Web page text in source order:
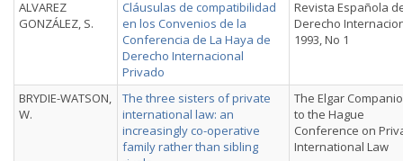
ALVAREZ
GONZÁLEZ, S.
Cláusulas de compatibilidad
en los Convenios de la
Conferencia de La Haya de
Derecho Internacional
Privado
Revista Española
Derecho
1993, No 1
BRYDIE-WATSON,
W.
The three sisters of private
international law: an
increasingly co-operative
family rather than sibling
The Elgar
to the Hague
Conference on
International Law